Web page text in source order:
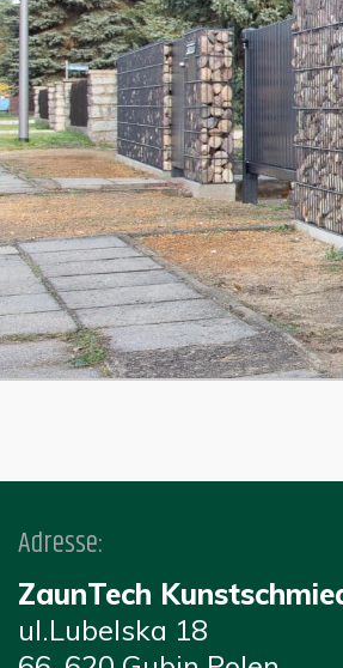
Adresse:
ZaunTech
ul.Lubelska 18